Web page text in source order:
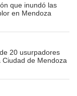
que inundó las
en Mendoza
20 usurpadores
de Mendoza